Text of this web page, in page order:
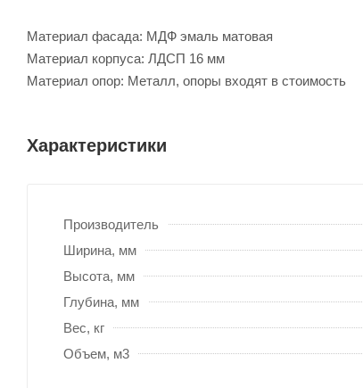
Материал фасада: МДФ эмаль матовая
Материал корпуса: ЛДСП 16 мм
Материал опор: Металл, опоры входят в стоимость
Характеристики
Производитель
Ширина, мм
Высота, мм
Глубина, мм
Вес, кг
Объем, м3